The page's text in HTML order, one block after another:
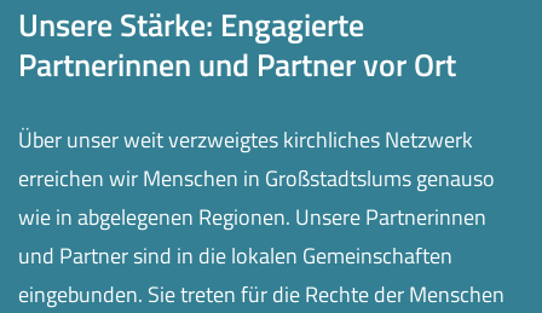
Unsere Stärke: Engagierte
Partnerinnen und Partner vor Ort
Über unser weit verzweigtes kirchliches Netzwerk
erreichen wir Menschen in Großstadtslums genauso
wie in abgelegenen Regionen. Unsere Partnerinnen
und Partner sind in die lokalen Gemeinschaften
eingebunden. Sie treten für die Rechte der Menschen